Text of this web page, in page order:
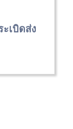
เบิดส่ง